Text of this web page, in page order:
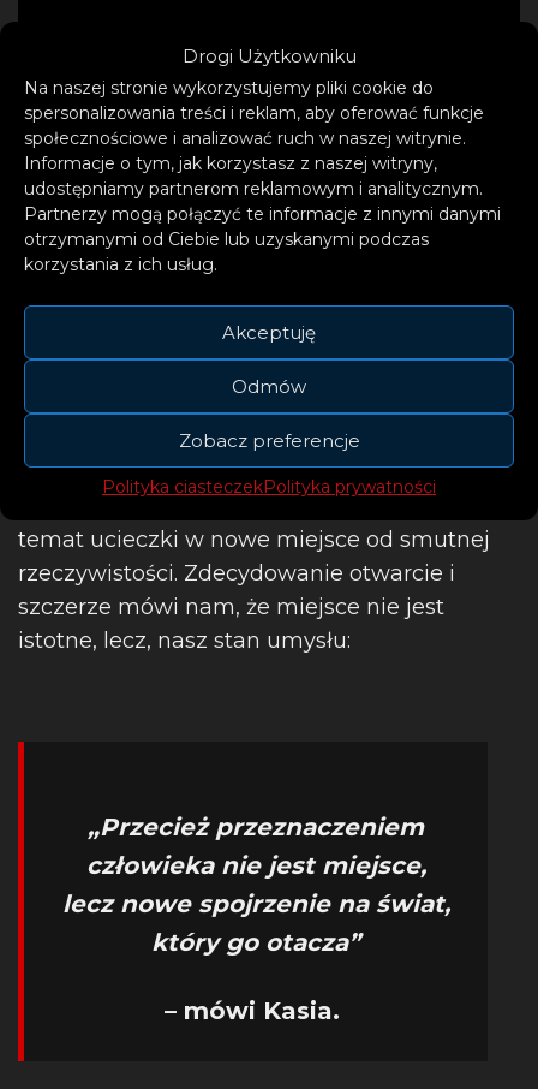
Drogi Użytkowniku
Na naszej stronie wykorzystujemy pliki cookie do
spersonalizowania treści i reklam, aby oferować funkcje
społecznościowe i analizować ruch w naszej witrynie.
Informacje o tym, jak korzystasz z naszej witryny,
udostępniamy partnerom reklamowym i analitycznym.
Partnerzy mogą połączyć te informacje z innymi danymi
otrzymanymi od Ciebie lub uzyskanymi podczas
korzystania z ich usług.
Akceptuję
Odmów
Zobacz preferencje
Polityka ciasteczekPolityka prywatności
Kasia Hain pozostaje wierna tej stylistyce, co
tworzy spójną brzmieniowo całość.
W swojej kompozycji postawiła na
energetyczne i taneczne ale mocne
brzmienia, za które odpowiedzialny jest
producent muzyczny Andrzej Dybiec.
temat ucieczki w nowe miejsce od smutnej
rzeczywistości. Zdecydowanie otwarcie i
szczerze mówi nam, że miejsce nie jest
istotne, lecz, nasz stan umysłu:
„Przecież przeznaczeniem
człowieka nie jest miejsce,
lecz nowe spojrzenie na świat,
który go otacza”
– mówi Kasia.